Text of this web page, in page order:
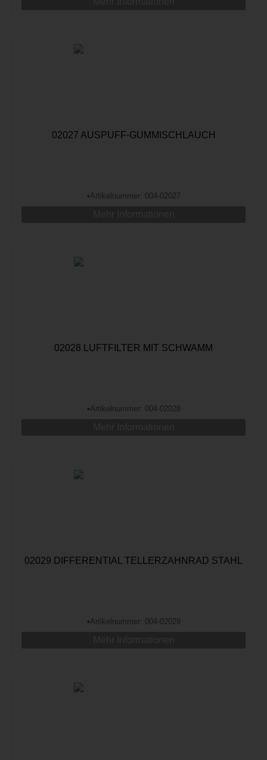
02027 AUSPUFF-GUMMISCHLAUCH
•Artikelnummer: 004-02027
02028 LUFTFILTER MIT SCHWAMM
•Artikelnummer: 004-02028
02029 DIFFERENTIAL TELLERZAHNRAD STAHL
•Artikelnummer: 004-02029